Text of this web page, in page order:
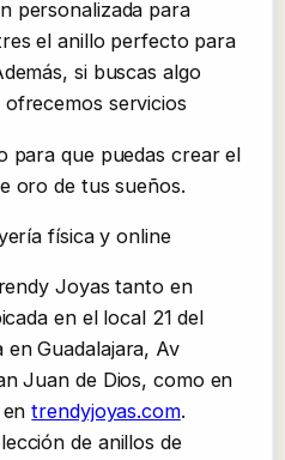
personalizada para
el anillo perfecto para
si buscas algo
servicios
para que puedas crear el
oro de tus sueños.
física y online
Joyas tanto en
en el local 21 del
Guadalajara, Av
Juan de Dios, como en
entrendyjoyas.com.
de anillos de